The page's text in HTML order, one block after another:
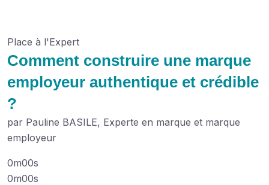
Place à l'Expert
Comment construire une marque
employeur authentique et crédible
?
par Pauline BASILE, Experte en marque et marque
employeur
0m00s
0m00s